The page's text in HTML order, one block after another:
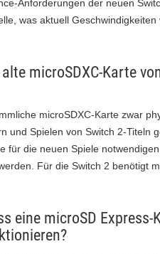
Anforderungen der neuen
was aktuell
microSDXC-Karte
microSDXC-Karte zwar
und Spielen von Switch 2-Titeln
für die neuen Spiele
Für die Switch 2 benötigt
eine microSD